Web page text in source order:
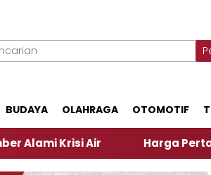
BUDAYA OLAHRAGA OTOMOTIF
Air Harga Pertamax